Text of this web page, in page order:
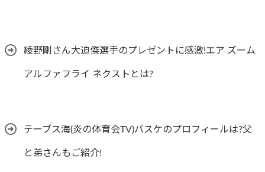
綾野剛さん大迫傑選手のプレゼントに感激!エア ズーム
アルファフライ ネクストとは?
テーブス海(炎の体育会TV)バスケのプロフィールは?父
と弟さんもご紹介!